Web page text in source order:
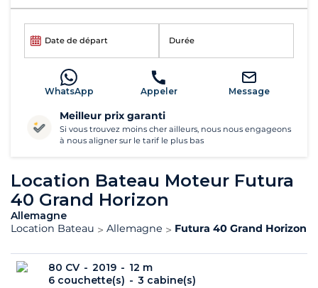
Location Bateau Moteur Futura
40 Grand Horizon
Allemagne
Location Bateau
Allemagne Futura 40 Grand Horizon -
80 CV 2019
12 m
6 couchette(s)
3 cabine(s)
Date de départ Durée
WhatsApp Appeler Message
Meilleur prix garanti
Si vous trouvez moins cher ailleurs, nous nous engageons
à nous aligner sur le tarif le plus bas